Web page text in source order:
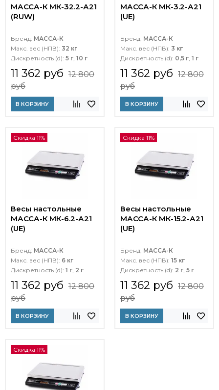
МАССА-К МК-32.2-А21
(RUW)
Бренд: МАССА-К
Макс. вес (НПВ): 32 кг
Дискретность (d): 5 г, 10 г
11 362 руб 12 800
руб
В КОРЗИНУ
МАССА-К МК-3.2-А21
(UE)
Бренд: МАССА-К
Макс. вес (НПВ): 3 кг
Дискретность (d): 0,5 г, 1 г
11 362 руб 12 800
руб
В КОРЗИНУ
Скидка 11%
Весы настольные
МАССА-К МК-6.2-А21
(UE)
Бренд: МАССА-К
Макс. вес (НПВ): 6 кг
Дискретность (d): 1 г, 2 г
11 362 руб 12 800
руб
В КОРЗИНУ
Скидка 11%
Весы настольные
МАССА-К МК-15.2-А21
(UE)
Бренд: МАССА-К
Макс. вес (НПВ): 15 кг
Дискретность (d): 2 г, 5 г
11 362 руб 12 800
руб
В КОРЗИНУ
Скидка 11%